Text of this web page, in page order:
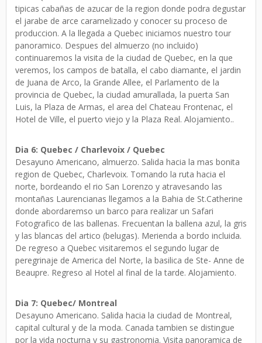
tipicas cabañas de azucar de la region donde podra degustar
el jarabe de arce caramelizado y conocer su proceso de
produccion. A la llegada a Quebec iniciamos nuestro tour
panoramico. Despues del almuerzo (no incluido)
continuaremos la visita de la ciudad de Quebec, en la que
veremos, los campos de batalla, el cabo diamante, el jardin
de Juana de Arco, la Grande Allee, el Parlamento de la
provincia de Quebec, la ciudad amurallada, la puerta San
Luis, la Plaza de Armas, el area del Chateau Frontenac, el
Hotel de Ville, el puerto viejo y la Plaza Real. Alojamiento..
Dia 6: Quebec / Charlevoix / Quebec
Desayuno Americano, almuerzo. Salida hacia la mas bonita
region de Quebec, Charlevoix. Tomando la ruta hacia el
norte, bordeando el rio San Lorenzo y atravesando las
montañas Laurencianas llegamos a la Bahia de St.Catherine
donde abordaremso un barco para realizar un Safari
Fotografico de las ballenas. Frecuentan la ballena azul, la gris
y las blancas del artico (belugas). Merienda a bordo incluida.
De regreso a Quebec visitaremos el segundo lugar de
peregrinaje de America del Norte, la basilica de Ste- Anne de
Beaupre. Regreso al Hotel al final de la tarde. Alojamiento.
Dia 7: Quebec/ Montreal
Desayuno Americano. Salida hacia la ciudad de Montreal,
capital cultural y de la moda. Canada tambien se distingue
por la vida nocturna y su gastronomia. Visita panoramica de